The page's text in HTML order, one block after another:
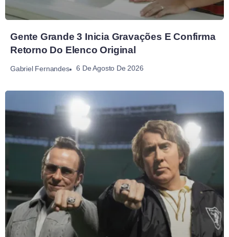
Gente Grande 3 Inicia Gravações E Confirma
Retorno Do Elenco Original
Gabriel Fernandes 6 De Agosto De 2026